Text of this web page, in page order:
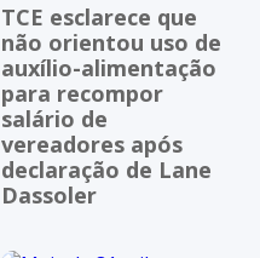
TCE esclarece que
não orientou uso de
auxílio-alimentação
para recompor
salário de
vereadores após
declaração de Lane
Dassoler